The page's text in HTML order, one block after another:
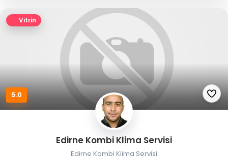
Vitrin
5.0
Edirne Kombi Klima Servisi
Edirne Kombi Klima Servisi